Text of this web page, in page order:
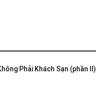
Phải Khách Sạn (phần II)